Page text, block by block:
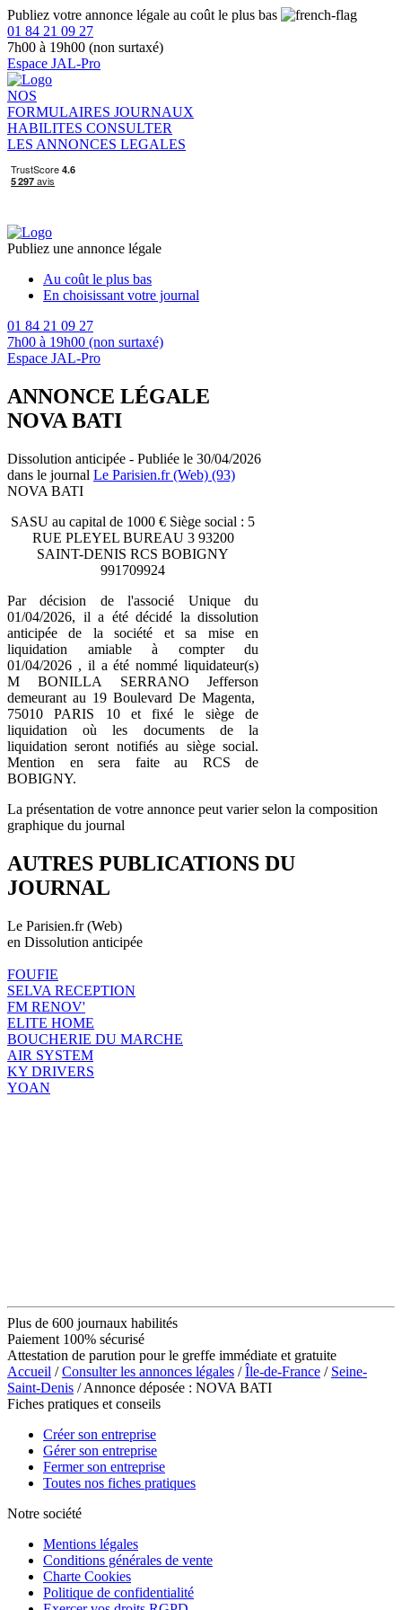
Publiez votre annonce légale au coût le plus bas
01 84 21 09 27
7h00 à 19h00 (non surtaxé)
Espace JAL-Pro
NOS
FORMULAIRES JOURNAUX
HABILITES CONSULTER
LES ANNONCES LEGALES
Publiez une annonce légale
Au coût le plus bas
En choisissant votre journal
01 84 21 09 27
7h00 à 19h00 (non surtaxé)
Espace JAL-Pro
ANNONCE LÉGALE
NOVA BATI
Dissolution anticipée - Publiée le 30/04/2026
dans le journal Le Parisien.fr (Web) (93)
NOVA BATI
SASU au capital de 1000 € Siège social : 5
RUE PLEYEL BUREAU 3 93200
SAINT-DENIS RCS BOBIGNY
991709924
Par décision de l'associé Unique du
01/04/2026, il a été décidé la dissolution
anticipée de la société et sa mise en
liquidation amiable à compter du
01/04/2026 , il a été nommé liquidateur(s)
M BONILLA SERRANO Jefferson
demeurant au 19 Boulevard De Magenta,
75010 PARIS 10 et fixé le siège de
liquidation où les documents de la
liquidation seront notifiés au siège social.
Mention en sera faite au RCS de
BOBIGNY.
La présentation de votre annonce peut varier selon la composition
graphique du journal
AUTRES PUBLICATIONS DU
JOURNAL
Le Parisien.fr (Web)
en Dissolution anticipée
FOUFIE
SELVA RECEPTION
FM RENOV'
ELITE HOME
BOUCHERIE DU MARCHE
AIR SYSTEM
KY DRIVERS
YOAN
Plus de 600 journaux habilités
Paiement 100% sécurisé
Attestation de parution pour le greffe immédiate et gratuite
Accueil /Consulter les annonces légales /Île-de-France / Seine-
Saint-Denis / Annonce déposée : NOVA BATI
Fiches pratiques et conseils
Créer son entreprise
Gérer son entreprise
Fermer son entreprise
Toutes nos fiches pratiques
Notre société
Mentions légales
Conditions générales de vente
Charte Cookies
Politique de confidentialité